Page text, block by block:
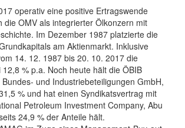
operativ eine positive Ertragswende
die OMV als integrierter Ölkonzern mit
Im Dezember 1987 platzierte die
am Aktienmarkt. Inklusive
14. 12. 1987 bis 20. 10. 2017 die
% p.a. Noch heute hält die ÖBIB
und Industriebeteiligungen GmbH,
% und hat einen Syndikatsvertrag mit
Petroleum Investment Company, Abu
24,9 % der Anteile hält.